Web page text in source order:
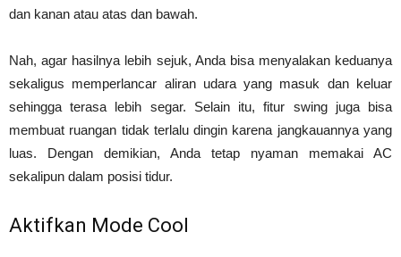
dan kanan atau atas dan bawah.
Nah, agar hasilnya lebih sejuk, Anda bisa menyalakan keduanya
sekaligus memperlancar aliran udara yang masuk dan keluar
sehingga terasa lebih segar. Selain itu, fitur swing juga bisa
membuat ruangan tidak terlalu dingin karena jangkauannya yang
luas. Dengan demikian, Anda tetap nyaman memakai AC
sekalipun dalam posisi tidur.
Aktifkan Mode Cool